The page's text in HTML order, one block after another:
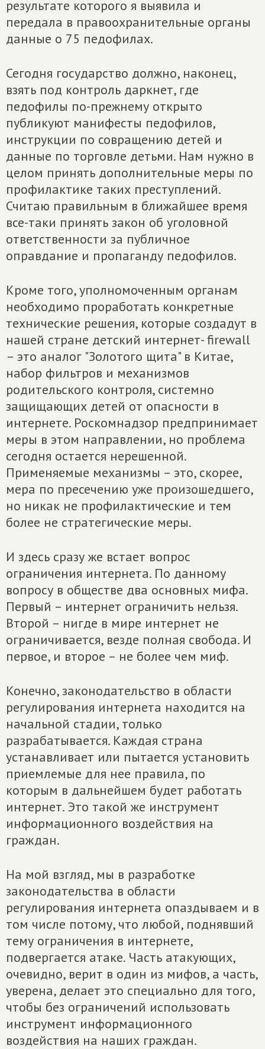
результате которого я выявила и
передала в правоохранительные органы
данные о 75 педофилах.
Сегодня государство должно, наконец,
взять под контроль даркнет, где
педофилы по-прежнему открыто
публикуют манифесты педофилов,
инструкции по совращению детей и
данные по торговле детьми. Нам нужно в
целом принять дополнительные меры по
профилактике таких преступлений.
Считаю правильным в ближайшее время
все-таки принять закон об уголовной
ответственности за публичное
оправдание и пропаганду педофилов.
Кроме того, уполномоченным органам
необходимо проработать конкретные
технические решения, которые создадут в
нашей стране детский интернет- firewall
– это аналог "Золотого щита" в Китае,
набор фильтров и механизмов
родительского контроля, системно
защищающих детей от опасности в
интернете. Роскомнадзор предпринимает
меры в этом направлении, но проблема
сегодня остается нерешенной.
Применяемые механизмы – это, скорее,
мера по пресечению уже произошедшего,
но никак не профилактические и тем
более не стратегические меры.
И здесь сразу же встает вопрос
ограничения интернета. По данному
вопросу в обществе два основных мифа.
Первый – интернет ограничить нельзя.
Второй – нигде в мире интернет не
ограничивается, везде полная свобода. И
первое, и второе – не более чем миф.
Конечно, законодательство в области
регулирования интернета находится на
начальной стадии, только
разрабатывается. Каждая страна
устанавливает или пытается установить
приемлемые для нее правила, по
которым в дальнейшем будет работать
интернет. Это такой же инструмент
информационного воздействия на
граждан.
На мой взгляд, мы в разработке
законодательства в области
регулирования интернета опаздываем и в
том числе потому, что любой, поднявший
тему ограничения в интернете,
подвергается атаке. Часть атакующих,
очевидно, верит в один из мифов, а часть,
уверена, делает это специально для того,
чтобы без ограничений использовать
инструмент информационного
воздействия на наших граждан.